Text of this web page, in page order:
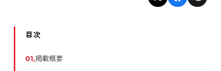
目次
01,掲載概要